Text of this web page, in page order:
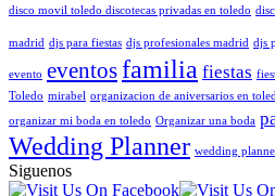
disco movil toledo discotecas privadas en toledo
madrid djs para fiestas djs profesionales madrid djs
evento eventosfamilia fiestas
Toledo mirabel organizacion de aniversarios en
organizar mi boda en toledo Organizar una boda
Wedding Planner wedding
Siguenos